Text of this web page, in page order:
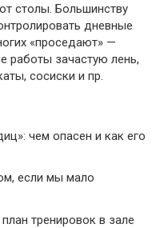
столы. Большинству
дневные
«проседают» —
работы зачастую лень,
сосиски и пр.
чем опасен и как его
если мы мало
тренировок в зале